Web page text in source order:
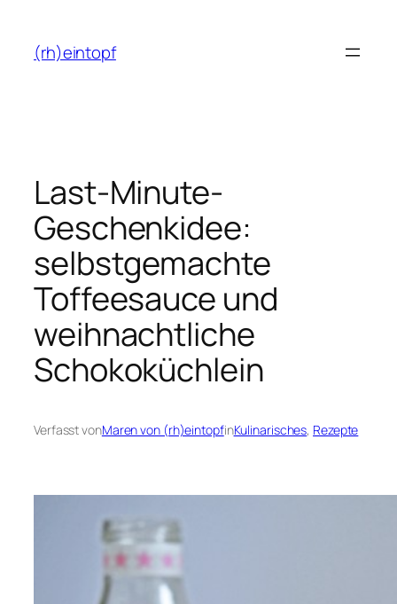
Inhalt
springen
(rh)eintopf
Last-Minute-
Geschenkidee:
selbstgemachte
Toffeesauce und
weihnachtliche
Schokoküchlein
Verfasst vonMaren von (rh)eintopfinKulinarisches, Rezepte